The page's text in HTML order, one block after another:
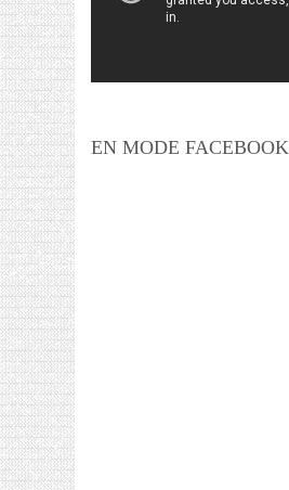
EN MODE FACEBOOK